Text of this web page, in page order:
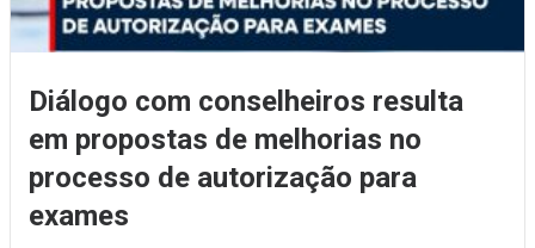
Diálogo com conselheiros resulta
em propostas de melhorias no
processo de autorização para
exames